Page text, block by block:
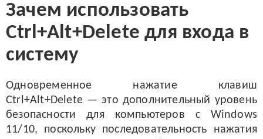
Зачем использовать
Ctrl+Alt+Delete для входа в
систему
Одновременное нажатие клавиш
Ctrl+Alt+Delete — это дополнительный уровень
безопасности для компьютеров с Windows
11/10, поскольку последовательность нажатия